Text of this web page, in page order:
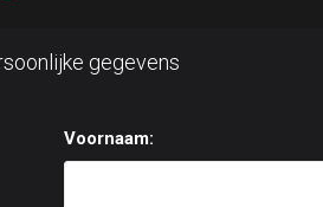
gegevens
Voornaam: